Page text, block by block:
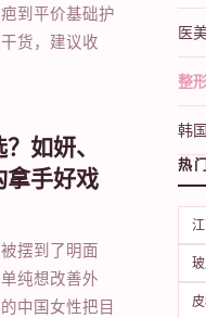
到平价基础护
货，建议收
如妍、
拿手好戏
摆到了明面
纯想改善外
中国女性把目
医
整
韩
热